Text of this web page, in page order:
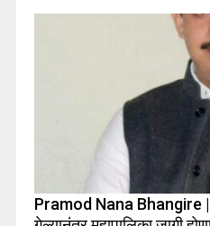
Pramod Nana Bhangire |